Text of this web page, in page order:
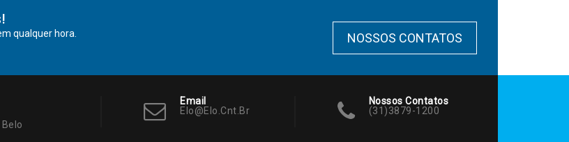
qualquer hora. NOSSOS CONTATOS
Email
Elo@elo.cnt.br
Nossos Contatos
(31)3879-1200